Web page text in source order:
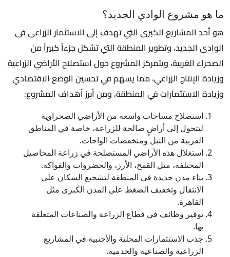
ما هو مشروع الوادي الجديد؟
هو أحد المشاريع الكبرى التي تهدف إلى الاستثمار الزراعى فى
الوادى الجديد، وتطوير المنطقة التي تشكل جزءاً كبيراً من
الصحراء الغربية، ويتمركز المشروع حول استصلاح الأراضي الزراعية
وزيادة الإنتاج الزراعي، مما يسهم في تحسين الوضع الاقتصادي
وزيادة الاستثمارات في المنطقة، ومن أبرز أهداف المشروع:
استصلاح مساحات واسعة من الأراضي الصحراوية
لتتحول إلى أراضٍ صالحة للزراعة، خاصة في المناطق
القريبة من النيل ومنخفضات الواحات.
استغلال هذه الأراضي المستصلحة في زراعة المحاصيل
المختلفة، مثل القمح، الأرز، والخضروات والفواكه.
بناء مدن جديدة في المنطقة لتشجيع السكان على
الانتقال وتخفيف الضغط على المدن الكبرى مثل
القاهرة.
توفير وظائف في قطاع الزراعة والصناعات المتعلقة
بها.
جذب الاستثمارات المحلية والأجنبية في المشاريع
الزراعية والصناعية والخدمية.